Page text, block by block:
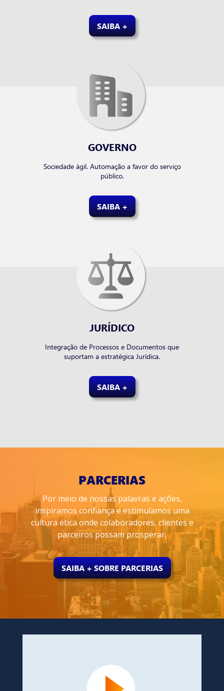
SAIBA +
GOVERNO
Sociedade ágil. Automação a favor do serviço
público.
SAIBA +
JURÍDICO
Integração de Processos e Documentos que
suportam a estratégica Jurídica.
SAIBA +
PARCERIAS
Por meio de nossas palavras e ações,
inspiramos confiança e estimulamos uma
cultura ética onde colaboradores, clientes e
parceiros possam prosperar.
SAIBA + SOBRE PARCERIAS